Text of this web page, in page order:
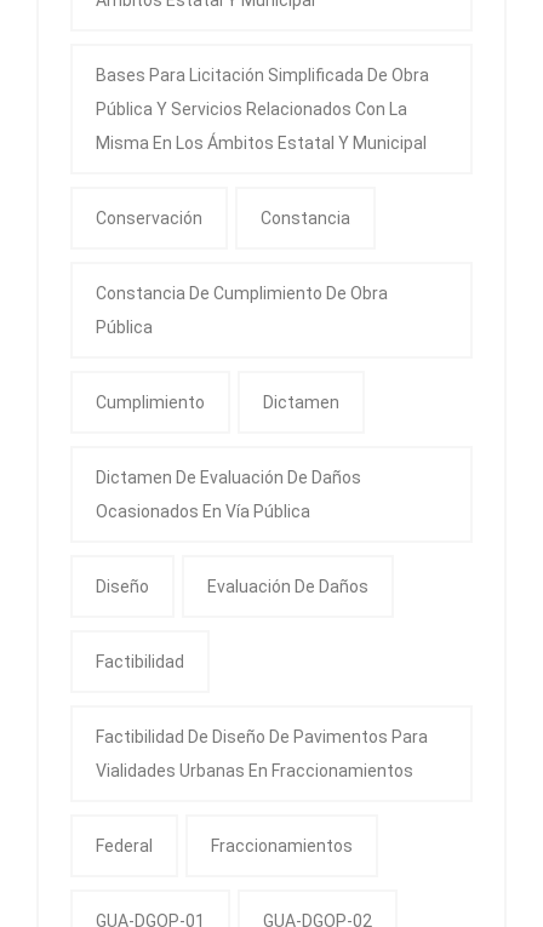
Bases Para Licitación Simplificada De Obra
Pública Y Servicios Relacionados Con La
Misma En Los Ámbitos Estatal Y Municipal
Conservación Constancia
Constancia De Cumplimiento De Obra
Pública
Cumplimiento Dictamen
Dictamen De Evaluación De Daños
Ocasionados En Vía Pública
Diseño Evaluación De Daños
Factibilidad
Factibilidad De Diseño De Pavimentos Para
Vialidades Urbanas En Fraccionamientos
Federal Fraccionamientos
GUA-DGOP-01 GUA-DGOP-02